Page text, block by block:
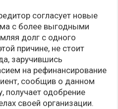
согласует новые
с более выгодными
долг с одного
причине, не стоит
заручившись
на рефинансирование
сообщив о данном
получает одобрение
своей организации.